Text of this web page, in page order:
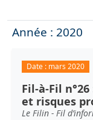
Année : 2020
Date : mars 2020
Fil-à-Fil
et risques
Le Filin - Fil